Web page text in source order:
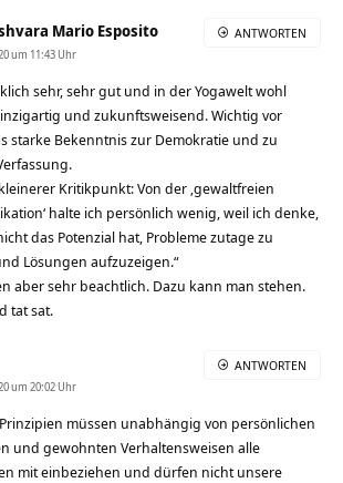
Mario Esposito
um 11:43 Uhr
sehr, sehr gut und in der Yogawelt wohl
und zukunftsweisend. Wichtig vor
starke Bekenntnis zur Demokratie und zu
Kritikpunkt: Von der ‚gewaltfreien
halte ich persönlich wenig, weil ich denke,
das Potenzial hat, Probleme zutage zu
Lösungen aufzuzeigen.“
aber sehr beachtlich. Dazu kann man stehen.
tat sat.
ANTWORTEN
um 20:02 Uhr
müssen unabhängig von persönlichen
und gewohnten Verhaltensweisen alle
mit einbeziehen und dürfen nicht unsere
ANTWORTEN